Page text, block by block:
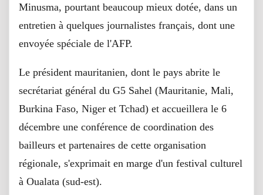
Minusma, pourtant beaucoup mieux dotée, dans un
entretien à quelques journalistes français, dont une
envoyée spéciale de l'AFP.
Le président mauritanien, dont le pays abrite le
secrétariat général du G5 Sahel (Mauritanie, Mali,
Burkina Faso, Niger et Tchad) et accueillera le 6
décembre une conférence de coordination des
bailleurs et partenaires de cette organisation
régionale, s'exprimait en marge d'un festival culturel
à Oualata (sud-est).